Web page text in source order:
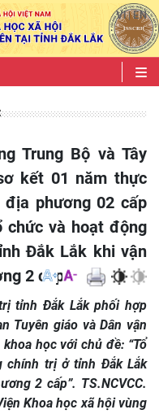
VI|EN
kết 01 năm thực
địa phương 02 cấp
chức và hoạt động
Đắk Lắk khi vận
2 cấp”.
tỉnh Đắk Lắk phối hợp
Tuyên giáo và Dân vận
học với chủ đề: “Tổ
chính trị ở tỉnh Đắk Lắk
2 cấp”. TS.NCVCC.
Khoa học xã hội vùng